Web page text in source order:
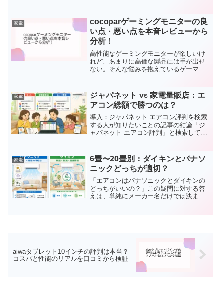
使い勝手のバランスが評判を呼んでいま
す。この記事では、...
家電
cocoparゲーミングモニターの良
い点・悪い点を本音レビューから
分析！
高性能なゲーミングモニターが欲しいけ
れど、あまりに高価な製品には手が出せ
ない。そんな悩みを抱えているゲーマー
モニターです。「本当にこの価格で大丈
夫？」「有名ブラ...
家電
ジャパネット vs 家電量販店：エ
アコン総額で勝つのは？
導入：ジャパネット エアコン評判を検索
する人が知りたいことの記事の結論「ジ
ャパネット エアコン評判」と検索してい
だし、気になっているのはエアコンの性
能だけではありません...
家電
6畳〜20畳別：ダイキンとパナソ
ニックどっちが適切？
「エアコンはパナソニックとダイキンの
どっちがいいの？」この疑問に対する答
えは、単純にメーカー名だけでは決まり
aiwaタブレット10インチの評判は本当？
コスパと性能のリアルを口コミから検証